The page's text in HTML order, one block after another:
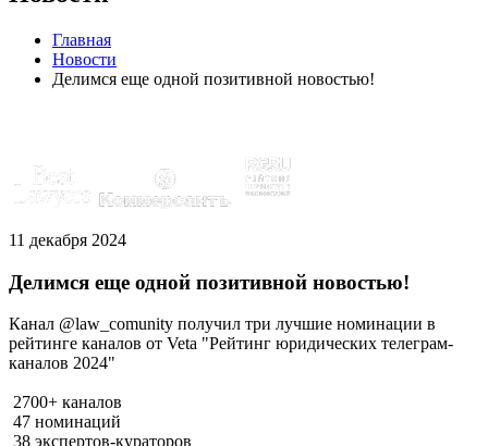
Главная
Новости
Делимся еще одной позитивной новостью!
11 декабря 2024
Делимся еще одной позитивной новостью!
Канал @law_comunity получил три лучшие номинации в
рейтинге каналов от Veta "Рейтинг юридических телеграм-
каналов 2024"
2700+ каналов
47 номинаций
38 экспертов-кураторов